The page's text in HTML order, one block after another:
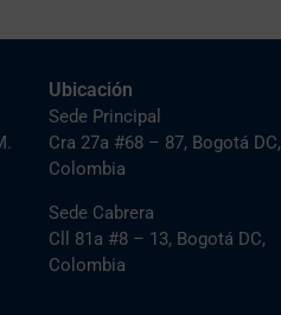
Ubicación
Sede Principal
Cra 27a #68 – 87, Bogotá DC,
Colombia
Sede Cabrera
Cll 81a #8 – 13, Bogotá DC,
Colombia